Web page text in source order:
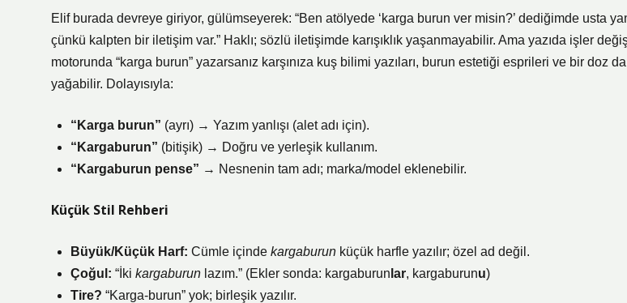
Elif burada devreye giriyor, gülümseyerek: “Ben atölyede ‘karga burun ver misin?’ dediğimde usta
çünkü kalpten bir iletişim var.” Haklı; sözlü iletişimde karışıklık yaşanmayabilir. Ama yazıda işler
motorunda “karga burun” yazarsanız karşınıza kuş bilimi yazıları, burun estetiği esprileri ve bir doz
yağabilir. Dolayısıyla:
“Karga burun” (ayrı) → Yazım yanlışı (alet adı için).
“Kargaburun” (bitişik) → Doğru ve yerleşik kullanım.
“Kargaburun pense” → Nesnenin tam adı; marka/model eklenebilir.
Küçük Stil Rehberi
Büyük/Küçük Harf: Cümle içinde kargaburun küçük harfle yazılır; özel ad değil.
Çoğul: “İki kargaburun lazım.” (Ekler sonda: kargaburun lar, kargaburunu)
Tire? “Karga-burun” yok; birleşik yazılır.